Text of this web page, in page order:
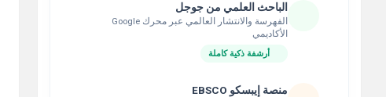
الباحث العلمي من جوجل
الفهرسة والانتشار العالمي عبر محرك Google
الأكاديمي
أرشفة ذكية كاملة
منصة إيبسكو EBSCO